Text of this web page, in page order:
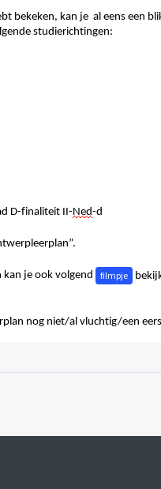
bekeken, kan je al eens een
studierichtingen:
D-finaliteit II-Ned-d
je ook volgend filmpje
nog niet/al vluchtig/een